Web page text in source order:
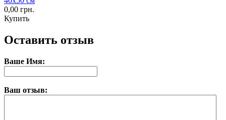
0,00 грн.
Купить
Оставить отзыв
Ваше Имя:
Ваш отзыв: